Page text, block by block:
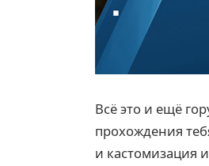
Всё это и ещё
прохождения
и кастомизация